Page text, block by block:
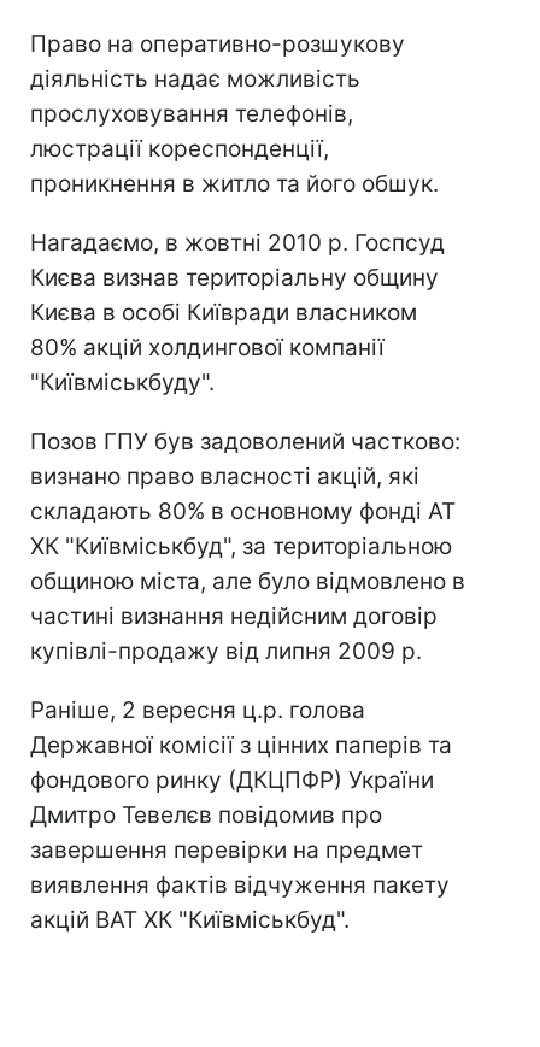
Право на оперативно-розшукову
діяльність надає можливість
прослуховування телефонів,
люстрації кореспонденції,
проникнення в житло та його обшук.
Нагадаємо, в жовтні 2010 р. Госпсуд
Києва визнав територіальну общину
Києва в особі Київради власником
80% акцій холдингової компанії
"Київміськбуду".
Позов ГПУ був задоволений частково:
визнано право власності акцій, які
складають 80% в основному фонді АТ
ХК "Київміськбуд", за територіальною
общиною міста, але було відмовлено в
частині визнання недійсним договір
купівлі-продажу від липня 2009 р.
Раніше, 2 вересня ц.р. голова
Державної комісії з цінних паперів та
фондового ринку (ДКЦПФР) України
Дмитро Тевелєв повідомив про
завершення перевірки на предмет
виявлення фактів відчуження пакету
акцій ВАТ ХК "Київміськбуд".